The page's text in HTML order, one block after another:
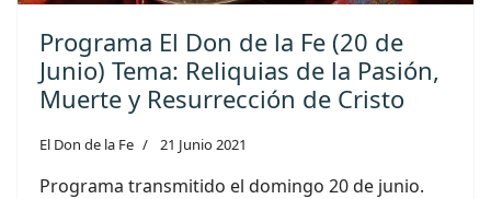
Programa El Don de la Fe (20 de
Junio) Tema: Reliquias de la Pasión,
Muerte y Resurrección de Cristo
El Don de la Fe 21 Junio 2021
Programa transmitido el domingo 20 de junio.